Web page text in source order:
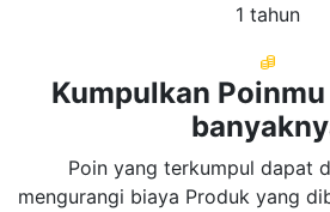
1 tahun
Kumpulkan
Poin yang terkumpul dapat
mengurangi biaya Produk yang